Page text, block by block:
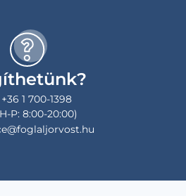
+36 1 700-1398
P: 8:00-20:00)